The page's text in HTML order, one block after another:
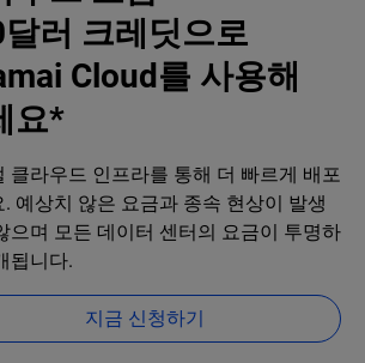
러 크레딧으로
Cloud를 사용해
요*
클라우드 인프라를 통해 더 빠르게 배포
. 예상치 않은 요금과 종속 현상이 발생
으며 모든 데이터 센터의 요금이 투명하
됩니다.
지금 신청하기